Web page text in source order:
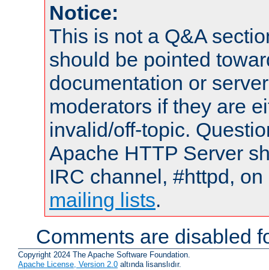
Notice:
This is not a Q&A
should be pointed
documentation or
moderators if they are
invalid/off-topic.
Apache HTTP Server
IRC channel, #httpd,
mailing lists.
Comments are disabled
Copyright 2024 The Apache Software Foundation.
Apache License, Version 2.0 altında lisanslıdır.